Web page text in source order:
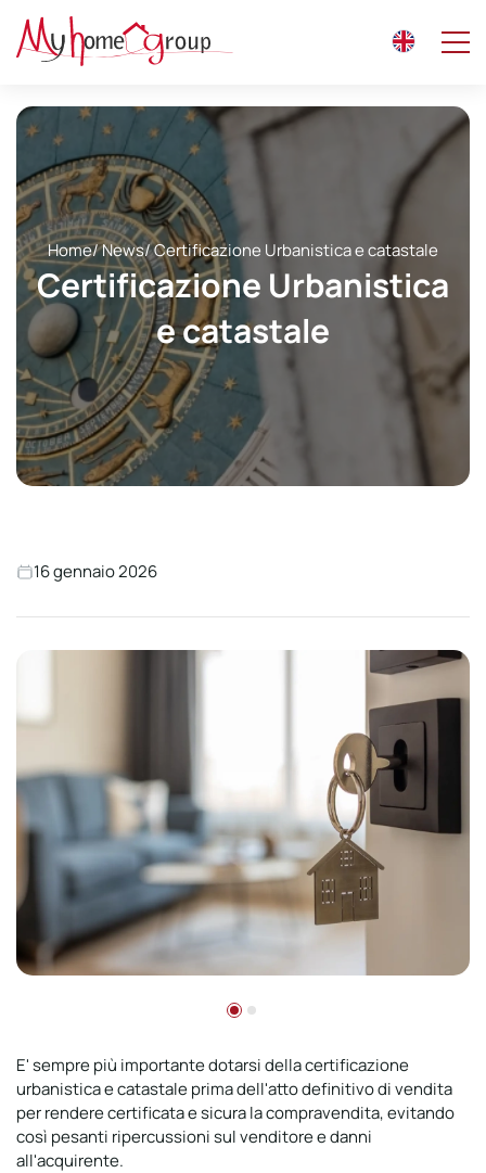
Home/News/ Certificazione Urbanistica e catastale
Certificazione Urbanistica
e catastale
16 gennaio 2026
E' sempre più importante dotarsi della certificazione
urbanistica e catastale prima dell'atto definitivo di vendita
per rendere certificata e sicura la compravendita, evitando
così pesanti ripercussioni sul venditore e danni
all'acquirente.